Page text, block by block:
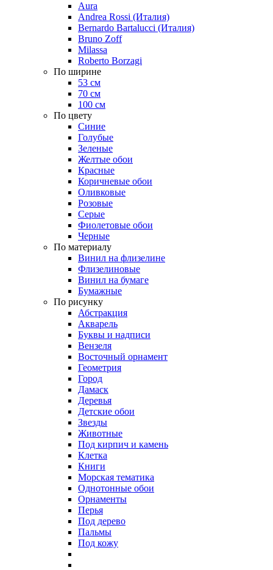
Aura
Andrea Rossi (Италия)
Bernardo Bartalucci (Италия)
Bruno Zoff
Milassa
Roberto Borzagi
По ширине
53 см
70 см
100 см
По цвету
Синие
Голубые
Зеленые
Желтые обои
Красные
Коричневые обои
Оливковые
Розовые
Серые
Фиолетовые обои
Черные
По материалу
Винил на флизелине
Флизелиновые
Винил на бумаге
Бумажные
По рисунку
Абстракция
Акварель
Буквы и надписи
Вензеля
Восточный орнамент
Геометрия
Город
Дамаск
Деревья
Детские обои
Звезды
Животные
Под кирпич и камень
Клетка
Книги
Морская тематика
Однотонные обои
Орнаменты
Перья
Под дерево
Пальмы
Под кожу